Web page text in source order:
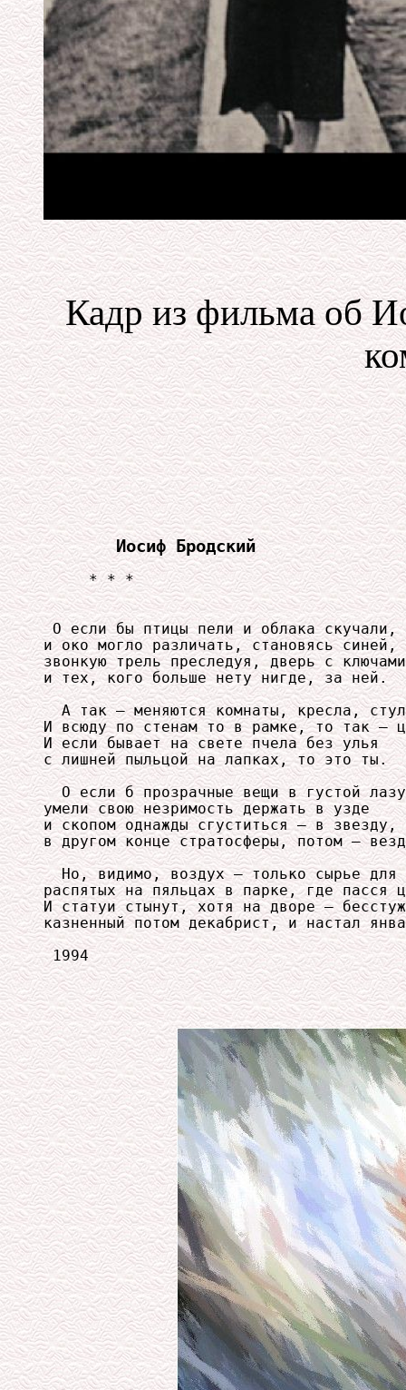
Кадр из фильма об
Иосиф Бродский
     * * *
О если бы птицы пели и облака скучали,
и око могло различать, становясь синей,
звонкую трель преследуя, дверь с ключами
и тех, кого больше нету нигде, за ней.
А так — меняются комнаты, кресла,
И всюду по стенам то в рамке, то так —
И если бывает на свете пчела без улья
с лишней пыльцой на лапках, то это ты.
О если б прозрачные вещи в густой
умели свою незримость держать в узде
и скопом однажды сгуститься — в
в другом конце стратосферы, потом —
Но, видимо, воздух — только сырье для
распятых на пяльцах в парке, где пасся
И статуи стынут, хотя на дворе —
казненный потом декабрист, и настал
1994